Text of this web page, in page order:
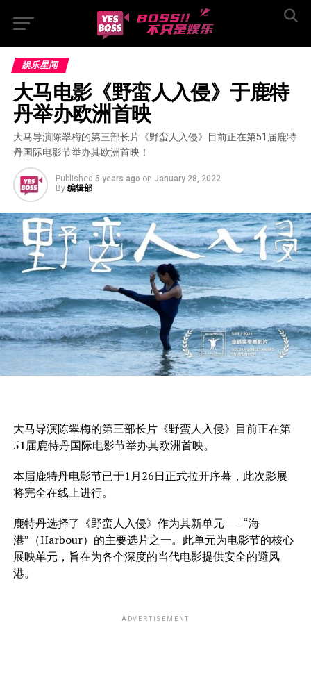
娱乐星闻
大马电影《野蛮人入侵》于鹿特
丹举办欧洲首映
大马导演陈翠梅的第三部长片《野蛮人入侵》目前正在第51届鹿特
丹国际电影节举办其欧洲首映！
Published 5 years ago on January 28, 2022
By 编辑部
大马导演陈翠梅的第三部长片《野蛮人入侵》目前正在第
51届鹿特丹国际电影节举办其欧洲首映。
本届鹿特丹电影节已于1月26日正式拉开序幕，此次影展
将完全在线上进行。
鹿特丹选择了《野蛮人入侵》作为其新单元——“海
港”（Harbour）的主要选片之一。此单元为电影节的核心
展映单元，旨在为各个深度的当代电影提供安全的避风
港。
ADVERTISEMENT